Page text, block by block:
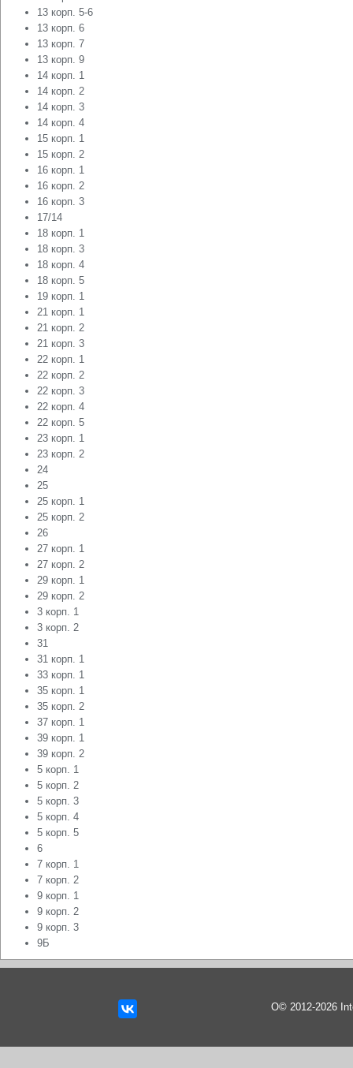
13 корп. 5-6
13 корп. 6
13 корп. 7
13 корп. 9
14 корп. 1
14 корп. 2
14 корп. 3
14 корп. 4
15 корп. 1
15 корп. 2
16 корп. 1
16 корп. 2
16 корп. 3
17/14
18 корп. 1
18 корп. 3
18 корп. 4
18 корп. 5
19 корп. 1
21 корп. 1
21 корп. 2
21 корп. 3
22 корп. 1
22 корп. 2
22 корп. 3
22 корп. 4
22 корп. 5
23 корп. 1
23 корп. 2
24
25
25 корп. 1
25 корп. 2
26
27 корп. 1
27 корп. 2
29 корп. 1
29 корп. 2
3 корп. 1
3 корп. 2
31
31 корп. 1
33 корп. 1
35 корп. 1
35 корп. 2
37 корп. 1
39 корп. 1
39 корп. 2
5 корп. 1
5 корп. 2
5 корп. 3
5 корп. 4
5 корп. 5
6
7 корп. 1
7 корп. 2
9 корп. 1
9 корп. 2
9 корп. 3
9Б
О© 2012-2026